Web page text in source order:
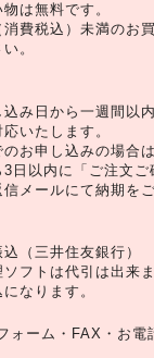
は無料です。
消費税込）未満のお
。
込み日から一週間以
いたします。
お申し込みの場合
日以内に「ご注文ご
メールにて納期を
（三井住友銀行）
フトは代引は出来
なります。
ォーム・FAX・お電